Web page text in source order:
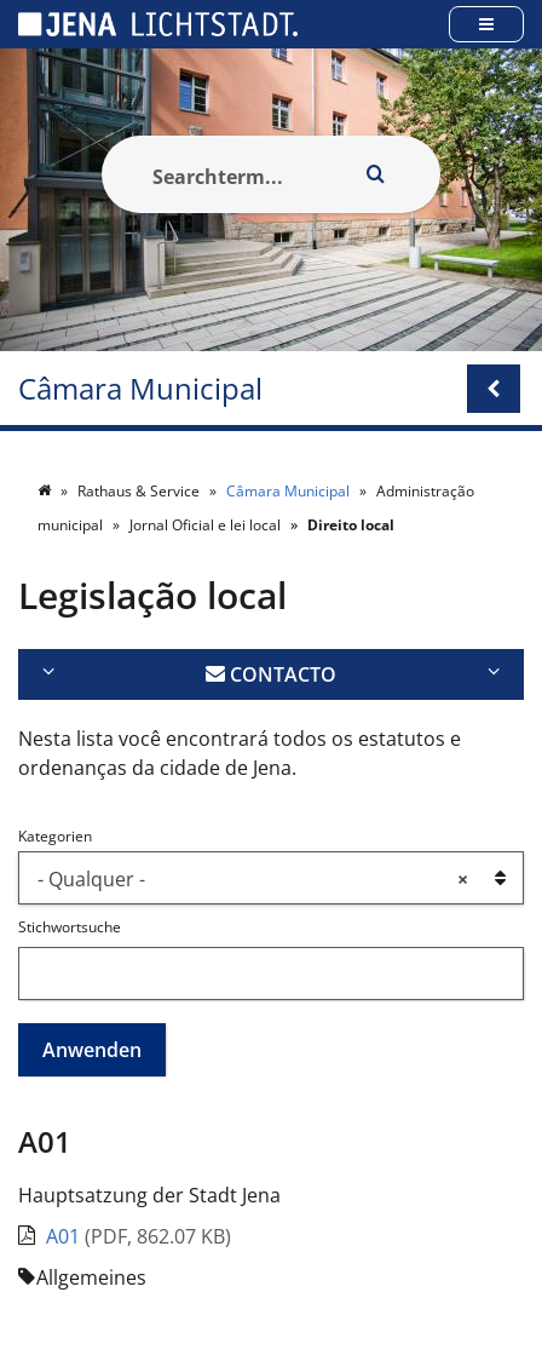
Câmara Municipal
Rathaus & Service Câmara Municipal
Administração
municipal
Jornal Oficial e lei local Direito local
Legislação local
CONTACTO
Nesta lista você encontrará todos os estatutos e
ordenanças da cidade de Jena.
Kategorien
×
- Qualquer -
Stichwortsuche
A01
Hauptsatzung der Stadt Jena
A01 (PDF, 862.07 KB)
Allgemeines
Cookies management panel